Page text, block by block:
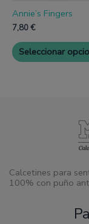
Annie’s Fingers
7,80€
Seleccionar
Calcetines para
100% con puño